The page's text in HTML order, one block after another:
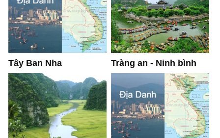
Tây Ban Nha Tràng an - Ninh bình